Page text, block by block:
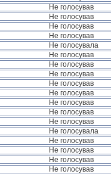
Не голосував
Не голосував
Не голосував
Не голосував
Не голосувала
Не голосував
Не голосував
Не голосував
Не голосував
Не голосував
Не голосував
Не голосував
Не голосував
Не голосувала
Не голосував
Не голосував
Не голосував
Не голосував